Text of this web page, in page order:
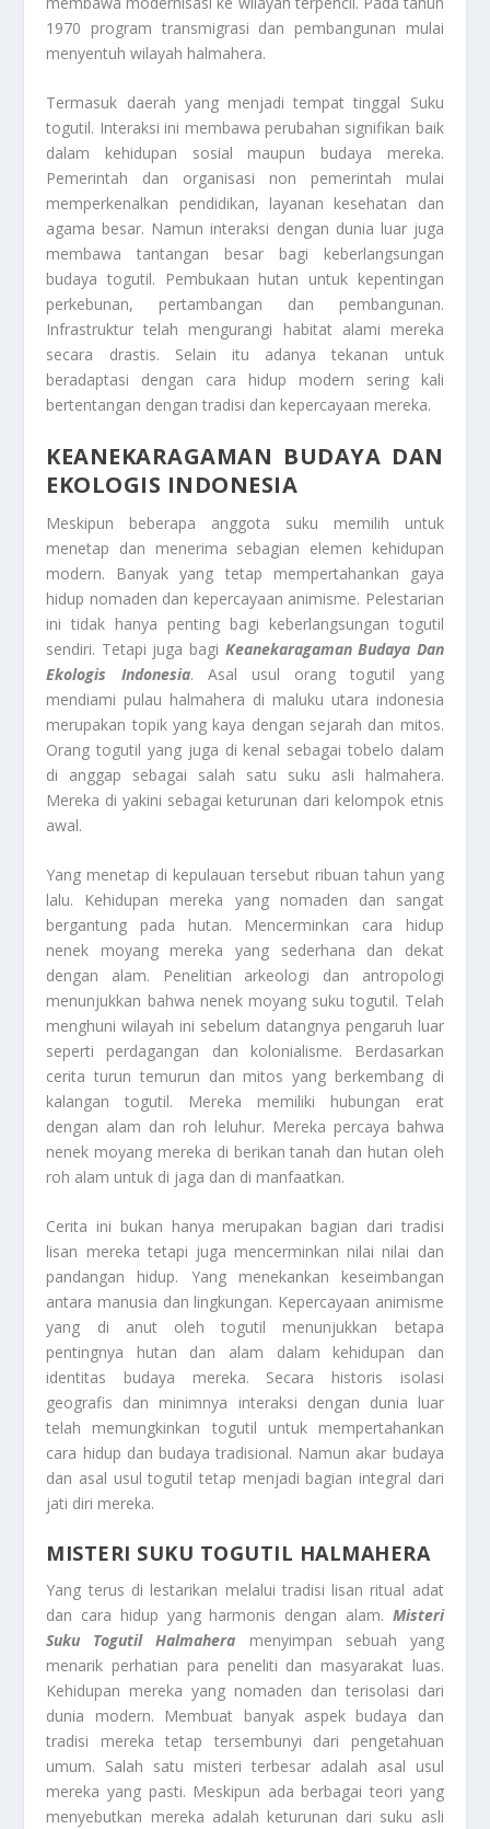
1970 program transmigrasi dan pembangunan mulai
menyentuh wilayah halmahera.
Termasuk daerah yang menjadi tempat tinggal Suku
togutil. Interaksi ini membawa perubahan signifikan baik
dalam kehidupan sosial maupun budaya mereka.
Pemerintah dan organisasi non pemerintah mulai
memperkenalkan pendidikan, layanan kesehatan dan
agama besar. Namun interaksi dengan dunia luar juga
membawa tantangan besar bagi keberlangsungan
budaya togutil. Pembukaan hutan untuk kepentingan
perkebunan, pertambangan dan pembangunan.
Infrastruktur telah mengurangi habitat alami mereka
secara drastis. Selain itu adanya tekanan untuk
beradaptasi dengan cara hidup modern sering kali
bertentangan dengan tradisi dan kepercayaan mereka.
KEANEKARAGAMAN BUDAYA DAN
EKOLOGIS INDONESIA
Meskipun beberapa anggota suku memilih untuk
menetap dan menerima sebagian elemen kehidupan
modern. Banyak yang tetap mempertahankan gaya
hidup nomaden dan kepercayaan animisme. Pelestarian
ini tidak hanya penting bagi keberlangsungan togutil
sendiri. Tetapi juga bagi Keanekaragaman Budaya Dan
Ekologis Indonesia. Asal usul orang togutil yang
mendiami pulau halmahera di maluku utara indonesia
merupakan topik yang kaya dengan sejarah dan mitos.
Orang togutil yang juga di kenal sebagai tobelo dalam
di anggap sebagai salah satu suku asli halmahera.
Mereka di yakini sebagai keturunan dari kelompok etnis
awal.
Yang menetap di kepulauan tersebut ribuan tahun yang
lalu. Kehidupan mereka yang nomaden dan sangat
bergantung pada hutan. Mencerminkan cara hidup
nenek moyang mereka yang sederhana dan dekat
dengan alam. Penelitian arkeologi dan antropologi
menunjukkan bahwa nenek moyang suku togutil. Telah
menghuni wilayah ini sebelum datangnya pengaruh luar
seperti perdagangan dan kolonialisme. Berdasarkan
cerita turun temurun dan mitos yang berkembang di
kalangan togutil. Mereka memiliki hubungan erat
dengan alam dan roh leluhur. Mereka percaya bahwa
nenek moyang mereka di berikan tanah dan hutan oleh
roh alam untuk di jaga dan di manfaatkan.
Cerita ini bukan hanya merupakan bagian dari tradisi
lisan mereka tetapi juga mencerminkan nilai nilai dan
pandangan hidup. Yang menekankan keseimbangan
antara manusia dan lingkungan. Kepercayaan animisme
yang di anut oleh togutil menunjukkan betapa
pentingnya hutan dan alam dalam kehidupan dan
identitas budaya mereka. Secara historis isolasi
geografis dan minimnya interaksi dengan dunia luar
telah memungkinkan togutil untuk mempertahankan
cara hidup dan budaya tradisional. Namun akar budaya
dan asal usul togutil tetap menjadi bagian integral dari
jati diri mereka.
MISTERI SUKU TOGUTIL HALMAHERA
Yang terus di lestarikan melalui tradisi lisan ritual adat
dan cara hidup yang harmonis dengan alam. Misteri
Suku Togutil Halmahera menyimpan sebuah yang
menarik perhatian para peneliti dan masyarakat luas.
Kehidupan mereka yang nomaden dan terisolasi dari
dunia modern. Membuat banyak aspek budaya dan
tradisi mereka tetap tersembunyi dari pengetahuan
umum. Salah satu misteri terbesar adalah asal usul
mereka yang pasti. Meskipun ada berbagai teori yang
menyebutkan mereka adalah keturunan dari suku asli